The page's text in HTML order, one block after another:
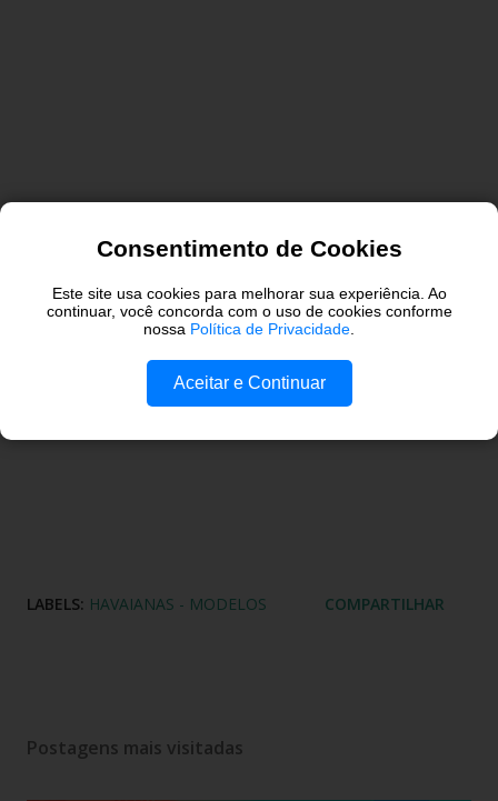
LABELS: HAVAIANAS - MODELOS COMPARTILHAR
Postagens mais visitadas
Consentimento de Cookies
Este site usa cookies para melhorar sua experiência. Ao
continuar, você concorda com o uso de cookies conforme
nossa Política de Privacidade
Aceitar e Continuar